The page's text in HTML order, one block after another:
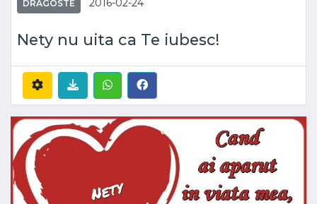
DRAGOSTE 2016-02-24
Nety nu uita ca Te iubesc!